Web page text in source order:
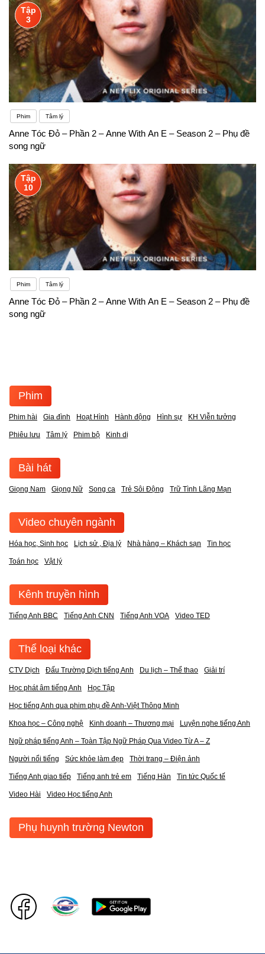
Tập
3
Phim Tâm lý
Anne Tóc Đỏ – Phần 2 – Anne With An E – Season 2 – Phụ đề
song ngữ
Tập
10
Phim Tâm lý
Anne Tóc Đỏ – Phần 2 – Anne With An E – Season 2 – Phụ đề
song ngữ
Phim
Phim hài Gia đình Hoạt Hình Hành động Hình sự KH Viễn tưởng
Phiêu lưu Tâm lý Phim bộ Kinh dị
Bài hát
Giọng Nam Giọng Nữ Song ca Trẻ Sôi Động Trữ Tình Lãng Mạn
Video chuyên ngành
Hóa học, Sinh học Lịch sử , Địa lý Nhà hàng – Khách sạn Tin học
Toán học Vật lý
Kênh truyền hình
Tiếng Anh BBC Tiếng Anh CNN Tiếng Anh VOA Video TED
Thể loại khác
CTV Dịch Đấu Trường Dịch tiếng Anh Du lịch – Thể thao Giải trí
Học phát âm tiếng Anh Học Tập
Học tiếng Anh qua phim phụ đề Anh-Việt Thông Minh
Khoa học – Công nghệ Kinh doanh – Thương mại Luyện nghe tiếng Anh
Ngữ pháp tiếng Anh – Toàn Tập Ngữ Pháp Qua Video Từ A – Z
Người nổi tiếng Sức khỏe làm đẹp Thời trang – Điện ảnh
Tiếng Anh giao tiếp Tiếng anh trẻ em Tiếng Hàn Tin tức Quốc tế
Video Hài Video Học tiếng Anh
Phụ huynh trường Newton